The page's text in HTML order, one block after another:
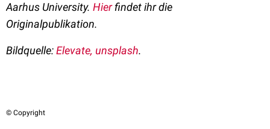
Aarhus University. Hierfindet ihr die
Originalpublikation.
Bildquelle:Elevate, unsplash.
© Copyright